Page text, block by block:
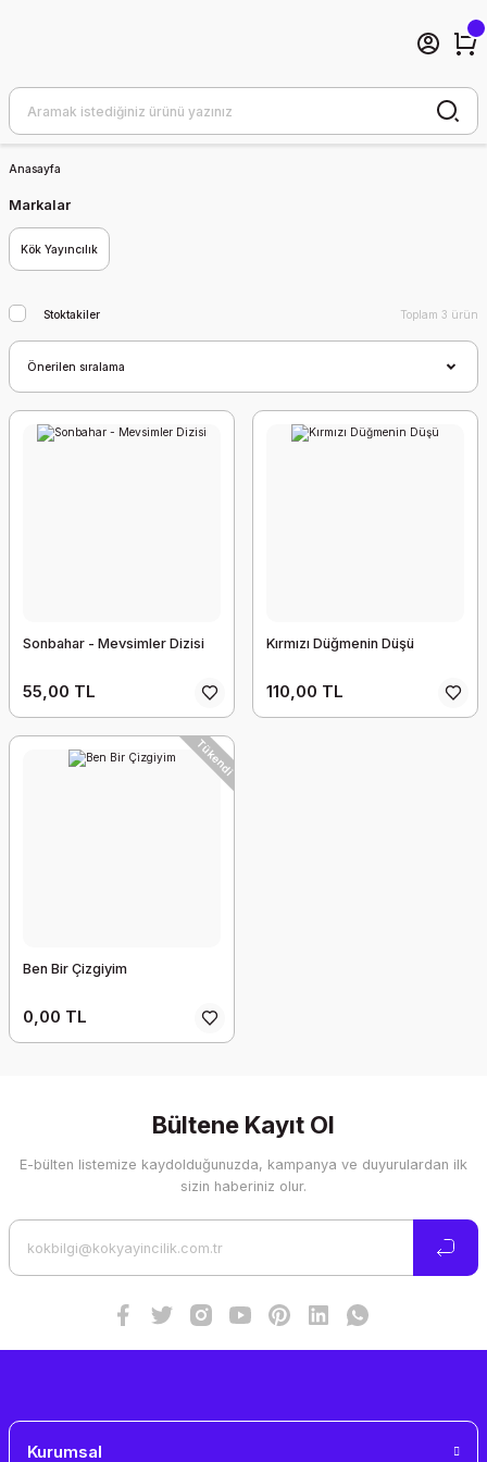
Anasayfa
Markalar
Kök Yayıncılık
Stoktakiler Toplam 3 ürün
Sonbahar - Mevsimler Dizisi
55,00 TL
Kırmızı Düğmenin Düşü
110,00 TL
Tükendi
Ben Bir Çizgiyim
0,00 TL
Bültene Kayıt Ol
E-bülten listemize kaydolduğunuzda, kampanya ve duyurulardan ilk
sizin haberiniz olur.
Kurumsal